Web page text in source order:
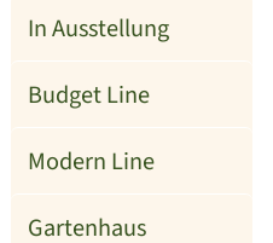
In Ausstellung
Budget Line
Modern Line
Gartenhaus